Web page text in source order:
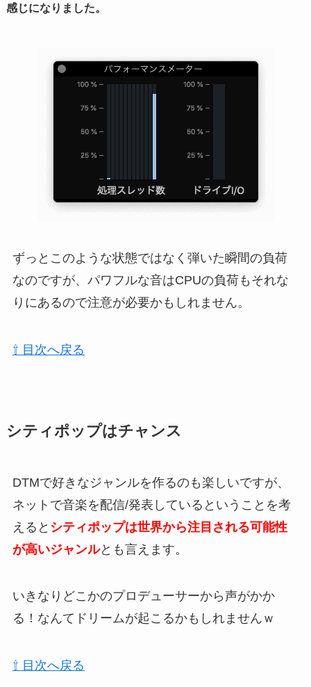
感じになりました。
ずっとこのような状態ではなく弾いた瞬間の負荷
なのですが、パワフルな音はCPUの負荷もそれな
りにあるので注意が必要かもしれません。
⇧ 目次へ戻る
シティポップはチャンス
DTMで好きなジャンルを作るのも楽しいですが、
ネットで音楽を配信/発表しているということを考
えると シティポップは世界から注目される可能性
が高いジャンルとも言えます。
いきなりどこかのプロデューサーから声がかか
る！なんてドリームが起こるかもしれませんｗ
⇧ 目次へ戻る